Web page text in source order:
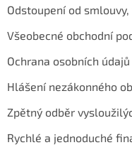
Odstoupení od
Všeobecné obchodní
Ochrana osobních údajů
Hlášení nezákonného
Zpětný odběr
Rychlé a jednoduché